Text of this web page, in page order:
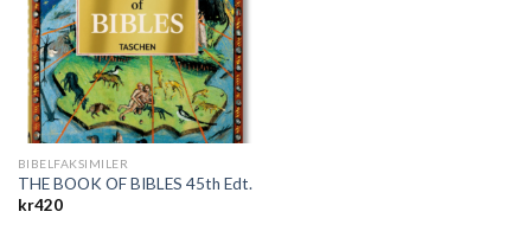
BIBELFAKSIMILER
THE BOOK OF BIBLES 45th Edt.
kr420